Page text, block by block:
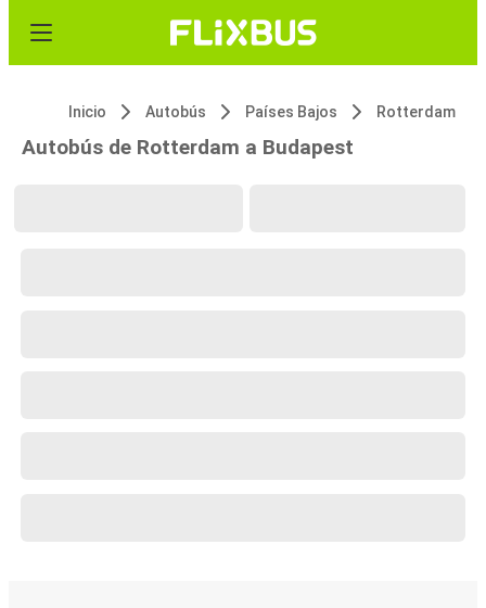
Inicio Autobús Países Bajos Rotterdam
Autobús de Rotterdam a Budapest